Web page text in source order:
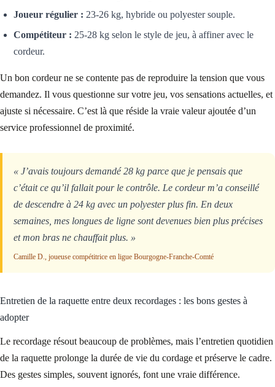
Joueur régulier : 23-26 kg, hybride ou polyester souple.
Compétiteur : 25-28 kg selon le style de jeu, à affiner avec le
cordeur.
Un bon cordeur ne se contente pas de reproduire la tension que vous
demandez. Il vous questionne sur votre jeu, vos sensations actuelles, et
ajuste si nécessaire. C’est là que réside la vraie valeur ajoutée d’un
service professionnel de proximité.
« J’avais toujours demandé 28 kg parce que je pensais que
c’était ce qu’il fallait pour le contrôle. Le cordeur m’a conseillé
de descendre à 24 kg avec un polyester plus fin. En deux
semaines, mes longues de ligne sont devenues bien plus précises
et mon bras ne chauffait plus. »
Camille D., joueuse compétitrice en ligue Bourgogne-Franche-Comté
Entretien de la raquette entre deux recordages : les bons gestes à
adopter
Le recordage résout beaucoup de problèmes, mais l’entretien quotidien
de la raquette prolonge la durée de vie du cordage et préserve le cadre.
Des gestes simples, souvent ignorés, font une vraie différence.